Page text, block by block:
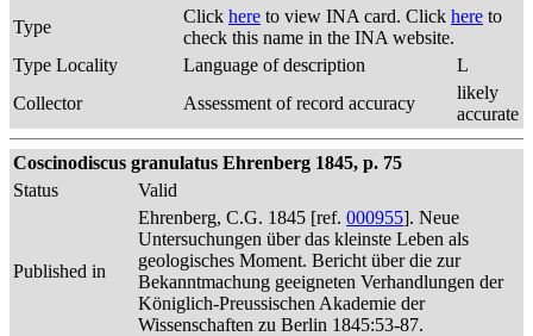
Type
Click here to view INA card. Click here to
check this name in the INA website.
Type Locality
Language of description
L
Collector
Assessment of record accuracy
likely
accurate
Coscinodiscus granulatus Ehrenberg 1845, p. 75
Status
Valid
Published in
Ehrenberg, C.G. 1845 [ref. 000955]. Neue
Untersuchungen über das kleinste Leben als
geologisches Moment. Bericht über die zur
Bekanntmachung geeigneten Verhandlungen der
Königlich-Preussischen Akademie der
Wissenschaften zu Berlin 1845:53-87.